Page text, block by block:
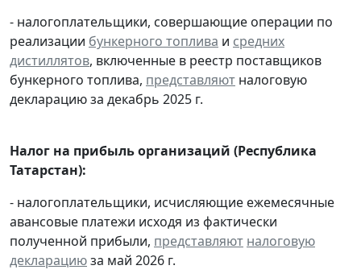
- налогоплательщики, совершающие операции по
реализации бункерного топлива и средних
дистиллятов, включенные в реестр поставщиков
бункерного топлива, представляют налоговую
декларацию за декабрь 2025 г.
Налог на прибыль организаций (Республика
Татарстан):
- налогоплательщики, исчисляющие ежемесячные
авансовые платежи исходя из фактически
полученной прибыли, представляют налоговую
декларациюза май 2026 г.